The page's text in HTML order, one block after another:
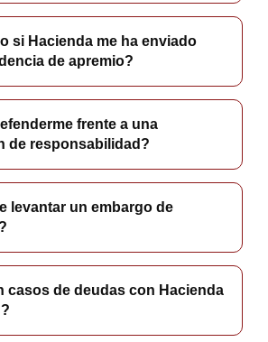
si Hacienda me ha enviado
de apremio?
frente a una
de responsabilidad?
levantar un embargo de
casos de deudas con Hacienda